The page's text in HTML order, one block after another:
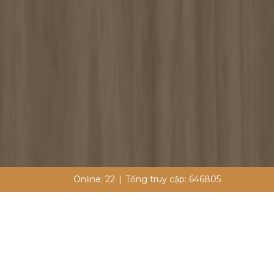
Online: 22 | Tổng truy cập: 646805